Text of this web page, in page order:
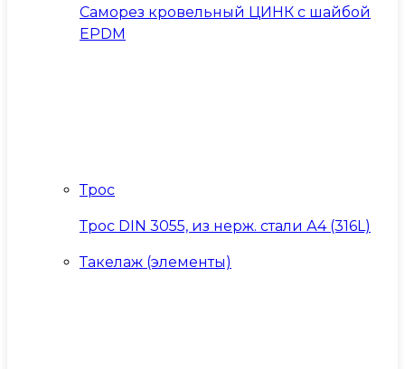
Саморез кровельный ЦИНК с шайбой
EPDM
Трос
Трос DIN 3055, из нерж. стали А4 (316L)
Такелаж (элементы)